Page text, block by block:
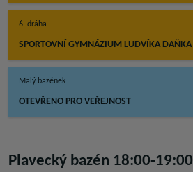
6. dráha
SPORTOVNÍ GYMNÁZIUM LUDVÍKA DAŇKA
Malý bazének
OTEVŘENO PRO VEŘEJNOST
Plavecký bazén 18:00-19:00